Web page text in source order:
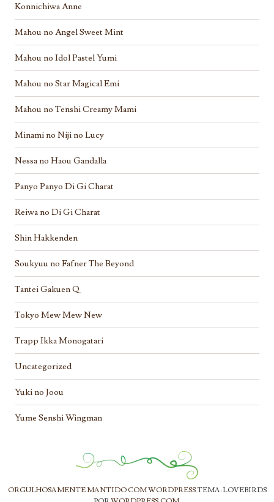
Konnichiwa Anne
Mahou no Angel Sweet Mint
Mahou no Idol Pastel Yumi
Mahou no Star Magical Emi
Mahou no Tenshi Creamy Mami
Minami no Niji no Lucy
Nessa no Haou Gandalla
Panyo Panyo Di Gi Charat
Reiwa no Di Gi Charat
Shin Hakkenden
Soukyuu no Fafner The Beyond
Tantei Gakuen Q
Tokyo Mew Mew New
Trapp Ikka Monogatari
Uncategorized
Yuki no Joou
Yume Senshi Wingman
ORGULHOSAMENTE MANTIDO COM WORDPRESSTEMA: LOVEBIRDS